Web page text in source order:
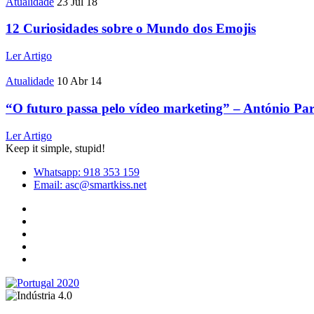
12 Curiosidades sobre o Mundo dos Emojis
Ler Artigo
Atualidade 10 Abr 14
“O futuro passa pelo vídeo marketing” – António
Ler Artigo
Keep it simple, stupid!
Whatsapp: 918 353 159
Email: asc@smartkiss.net